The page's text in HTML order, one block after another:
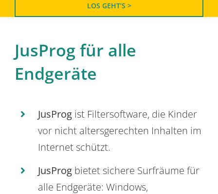
LOS GEHT’S >
JusProg für alle
Endgeräte
JusProg ist Filtersoftware, die Kinder
vor nicht altersgerechten Inhalten im
Internet schützt.
JusProg bietet sichere Surfräume für
alle Endgeräte: Windows,